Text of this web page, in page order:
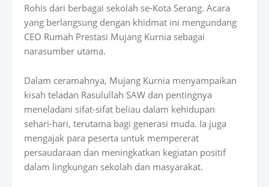
Rohis dari berbagai sekolah se-Kota Serang. Acara
yang berlangsung dengan khidmat ini mengundang
CEO Rumah Prestasi Mujang Kurnia sebagai
narasumber utama.
Dalam ceramahnya, Mujang Kurnia menyampaikan
kisah teladan Rasulullah SAW dan pentingnya
meneladani sifat-sifat beliau dalam kehidupan
sehari-hari, terutama bagi generasi muda. Ia juga
mengajak para peserta untuk mempererat
persaudaraan dan meningkatkan kegiatan positif
dalam lingkungan sekolah dan masyarakat.